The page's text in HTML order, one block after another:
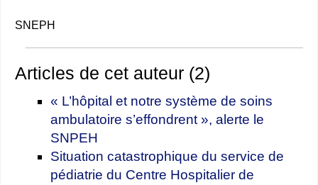
SNEPH
Articles de cet auteur (2)
« L’hôpital et notre système de soins
ambulatoire s’effondrent », alerte le
SNPEH
Situation catastrophique du service de
pédiatrie du Centre Hospitalier de